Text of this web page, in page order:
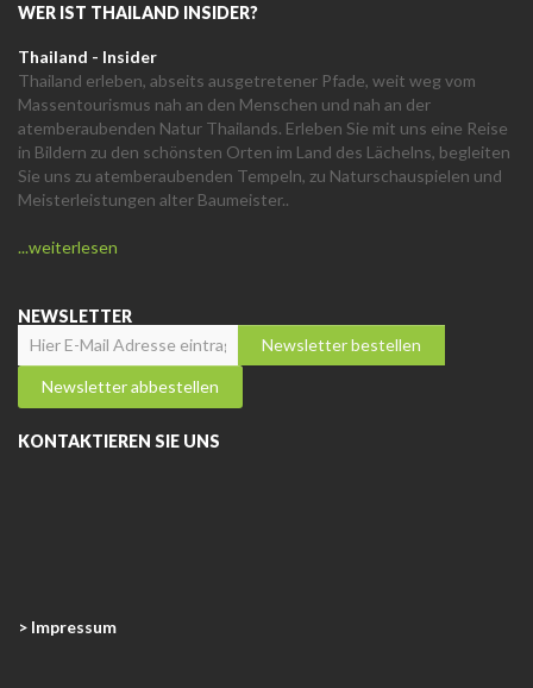
WER IST THAILAND INSIDER?
Thailand - Insider
Thailand erleben, abseits ausgetretener Pfade, weit weg vom
Massentourismus nah an den Menschen und nah an der
atemberaubenden Natur Thailands. Erleben Sie mit uns eine Reise
in Bildern zu den schönsten Orten im Land des Lächelns, begleiten
Sie uns zu atemberaubenden Tempeln, zu Naturschauspielen und
Meisterleistungen alter Baumeister..
...weiterlesen
NEWSLETTER
KONTAKTIEREN SIE UNS
> Impressum